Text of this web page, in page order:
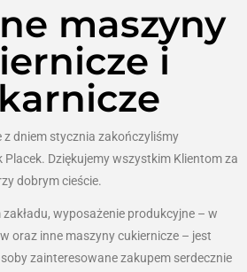
maszyny
i
z dniem stycznia zakończyliśmy
Placek. Dziękujemy wszystkim Klientom za
dobrym cieście.
wyposażenie produkcyjne – w
oraz inne maszyny cukiernicze – jest
zainteresowane zakupem serdecznie